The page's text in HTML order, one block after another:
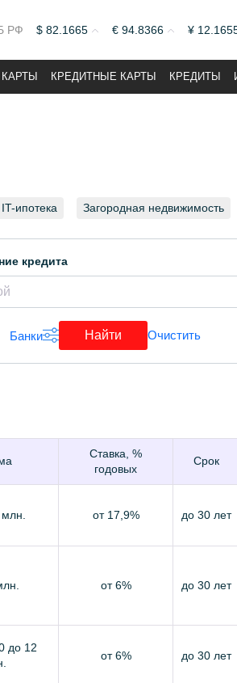
РФ $ 82.1665 € 94.8366 ¥
КРЕДИТНЫЕ КАРТЫ КРЕДИТЫ
IT-ипотека Загородная недвижимость
кредита
Банки Найти Очистить
Ставка, %
годовых
Срок
от 17,9% до 30 лет
от 6% до 30 лет
до 12
от 6% до 30 лет